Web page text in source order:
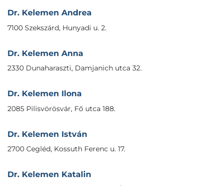
Dr. Kelemen Andrea
7100 Szekszárd, Hunyadi u. 2.
Dr. Kelemen Anna
2330 Dunaharaszti, Damjanich utca 32.
Dr. Kelemen Ilona
2085 Pilisvörösvár, Fő utca 188.
Dr. Kelemen István
2700 Cegléd, Kossuth Ferenc u. 17.
Dr. Kelemen Katalin